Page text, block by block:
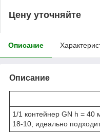
Цену уточняйте
Описание
Описание
1/1 контейнер GN h = 40
18-10, идеально